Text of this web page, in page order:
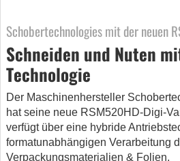
Schobertechnologies mit der neuen
Schneiden und Nuten
Technologie
Der Maschinenhersteller
hat seine neue RSM520HD-Digi-
verfügt über eine hybride
formatunabhängigen Verarbeitung
Verpackungsmaterialien & Folien.